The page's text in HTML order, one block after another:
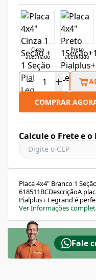
Cinza
acetinado
Preto
acetinado
COMPRAR
Calcule o Frete e o
Placa 4x4" Branco 1
618511BCDescriçãoA
Pialplus+ Legrand é
seguras. Fabricada em
toque, oferecendo
quadrado permite a
para fixação dos
(vendidos
e comerciais, com
Ver Informações
Fale